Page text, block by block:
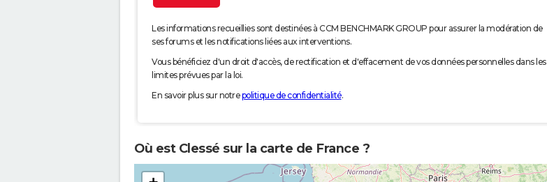
Les informations recueillies sont destinées à CCM BENCHMARK GROUP pour assurer la modération de
ses forums et les notifications liées aux interventions.
Vous bénéficiez d'un droit d'accès, de rectification et d'effacement de vos données personnelles dans les
limites prévues par la loi.
En savoir plus sur notrepolitique de confidentialité.
Où est Clessé sur la carte de France ?